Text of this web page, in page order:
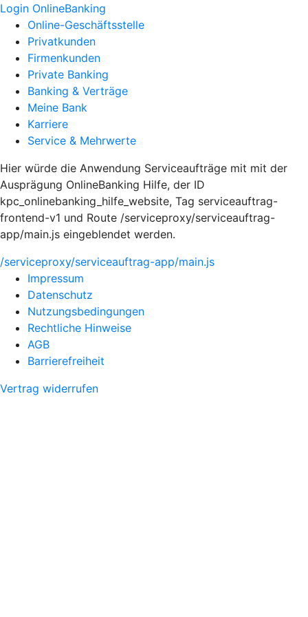
Login OnlineBanking
Online-Geschäftsstelle
Privatkunden
Firmenkunden
Private Banking
Banking & Verträge
Meine Bank
Karriere
Service & Mehrwerte
Hier würde die Anwendung Serviceaufträge mit mit der
Ausprägung OnlineBanking Hilfe, der ID
kpc_onlinebanking_hilfe_website, Tag serviceauftrag-
frontend-v1 und Route /serviceproxy/serviceauftrag-
app/main.js eingeblendet werden.
/serviceproxy/serviceauftrag-app/main.js
Impressum
Datenschutz
Nutzungsbedingungen
Rechtliche Hinweise
AGB
Barrierefreiheit
Vertrag widerrufen